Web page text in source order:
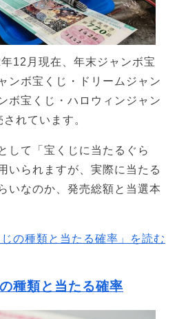
12月現在、年末ジャンボ宝
ンボ宝くじ・ドリームジャン
ボ宝くじ・ハロウィンジャン
れています。
して「宝くじに当たるぐら
いられますが、実際に当たる
いなのか、発売総額と当選本
じの種類と当たる確率」を読む
種類と当たる確率